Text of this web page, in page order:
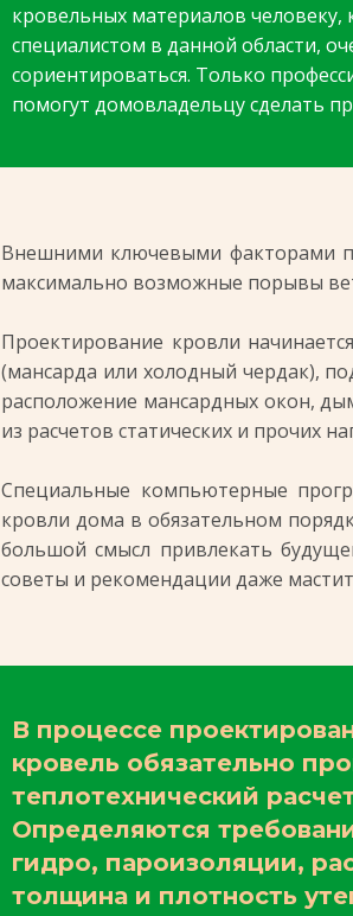
кровельных материалов человеку,
специалистом в данной области,
сориентироваться. Только
помогут домовладельцу сделать
Внешними ключевыми факторами
максимально возможные порывы
Проектирование кровли
(мансарда или холодный чердак),
расположение мансардных окон,
из расчетов статических и прочих
Специальные компьютерные
кровли дома в обязательном
большой смысл привлекать
советы и рекомендации даже
В процессе
кровель обязательно
теплотехнический
Определяются
гидро, пароизоляции,
толщина и плотность